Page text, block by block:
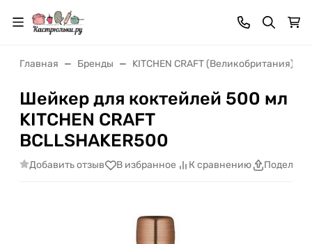
Главная Бренды KITCHEN CRAFT (Великобритания)
Шейкер для коктейлей 500 мл
KITCHEN CRAFT
BCLLSHAKER500
Добавить отзыв В избранное К сравнению